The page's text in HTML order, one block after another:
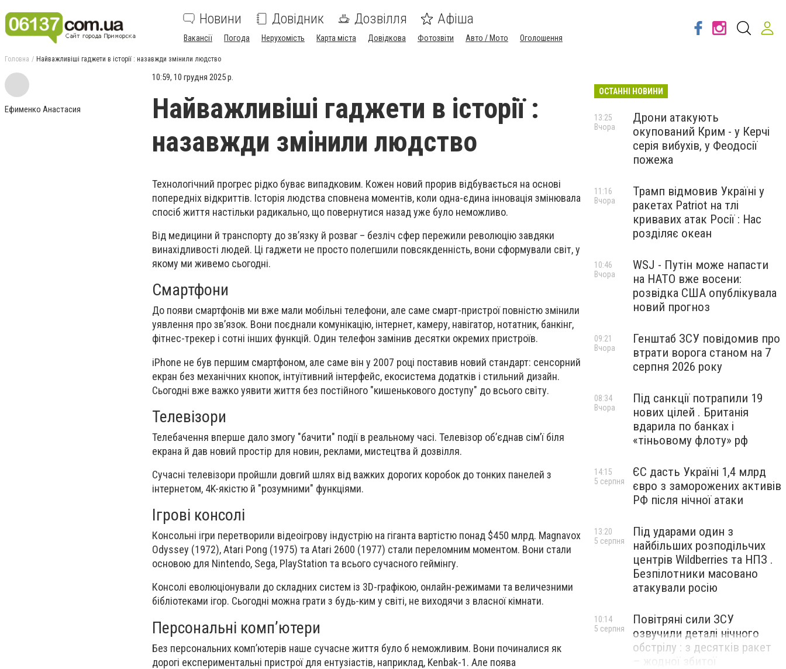
Новини Довідник Дозвілля Афіша
Вакансії Погода Нерухомість Карта міста Довідкова Фотозвіти Авто / Мото Оголошення
Головна Найважливіші гаджети в історії : назавжди змінили людство
Ефименко Анастасия
10:59, 10 грудня 2025 р.
Найважливіші гаджети в історії :
назавжди змінили людство
Технологічний прогрес рідко буває випадковим. Кожен новий прорив відбувається на основі
попередніх відкриттів. Історія людства сповнена моментів, коли одна-єдина інновація змінювала
спосіб життя настільки радикально, що повернутися назад уже було неможливо.
Від медицини й транспорту до зв’язку й розваг – безліч сфер пережили революцію завдяки
винахідливості людей. Ці гаджети не просто полегшили повсякденність, вони сформували світ, у
якому ми живемо сьогодні.
Смартфони
До появи смартфонів ми вже мали мобільні телефони, але саме смарт-пристрої повністю змінили
уявлення про зв’язок. Вони поєднали комунікацію, інтернет, камеру, навігатор, нотатник, банкінг,
фітнес-трекер і сотні інших функцій. Один телефон замінив десятки окремих пристроїв.
iPhone не був першим смартфоном, але саме він у 2007 році поставив новий стандарт: сенсорний
екран без механічних кнопок, інтуїтивний інтерфейс, екосистема додатків і стильний дизайн.
Сьогодні вже важко уявити життя без постійного "кишенькового доступу" до всього світу.
Телевізори
Телебачення вперше дало змогу "бачити" події в реальному часі. Телевізор об’єднав сім’ї біля
екрана й дав новий простір для новин, реклами, мистецтва й дозвілля.
Сучасні телевізори пройшли довгий шлях від важких дорогих коробок до тонких панелей з
інтернетом, 4K-якістю й "розумними" функціями.
Ігрові консолі
Консольні ігри перетворили відеоігрову індустрію на гіганта вартістю понад $450 млрд. Magnavox
Odyssey (1972), Atari Pong (1975) та Atari 2600 (1977) стали переломним моментом. Вони стали
основою для Nintendo, Sega, PlayStation та всього сучасного геймінгу.
Консолі еволюціонували до складних систем із 3D-графікою, онлайн-режимами та величезними
бібліотеками ігор. Сьогодні можна грати з будь-ким у світі, не виходячи з власної кімнати.
Персональні комп’ютери
Без персональних комп’ютерів наше сучасне життя було б неможливим. Вони починалися як
дорогі експериментальні пристрої для ентузіастів, наприклад, Kenbak-1. Але поява
ОСТАННІ НОВИНИ
Дрони атакують
окупований Крим - у Керчі
серія вибухів, у Феодосії
пожежа
13:25
Вчора
Трамп відмовив Україні у
ракетах Patriot на тлі
кривавих атак Росії : Нас
розділяє океан
11:16
Вчора
WSJ - Путін може напасти
на НАТО вже восени:
розвідка США опублікувала
новий прогноз
10:46
Вчора
Генштаб ЗСУ повідомив про
втрати ворога станом на 7
серпня 2026 року
09:21
Вчора
Під санкції потрапили 19
нових цілей . Британія
вдарила по банках і
«тіньовому флоту» рф
08:34
Вчора
ЄС дасть Україні 1,4 млрд
євро з заморожених активів
РФ після нічної атаки
14:15
5 серпня
Під ударами один з
найбільших розподільчих
центрів Wildberries та НПЗ .
Безпілотники масовано
атакували росію
13:20
5 серпня
Повітряні сили ЗСУ
озвучили деталі нічного
обстрілу : з десятків ракет
– жодної збитої
10:14
5 серпня